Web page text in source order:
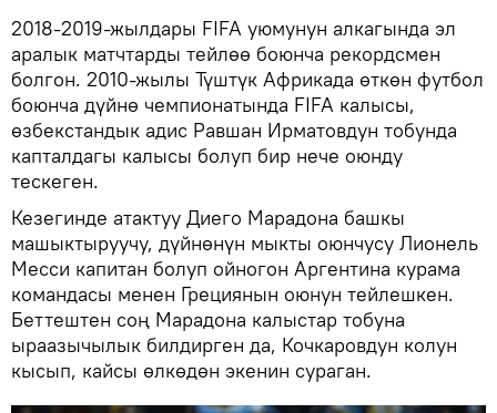
2018-2019-жылдары FIFA уюмунун алкагында эл
аралык матчтарды тейлөө боюнча рекордсмен
болгон. 2010-жылы Түштүк Африкада өткөн футбол
боюнча дүйнө чемпионатында FIFA калысы,
өзбекстандык адис Равшан Ирматовдун тобунда
капталдагы калысы болуп бир нече оюнду
тескеген.
Кезегинде атактуу Диего Марадона башкы
машыктыруучу, дүйнөнүн мыкты оюнчусу Лионель
Месси капитан болуп ойногон Аргентина курама
командасы менен Грециянын оюнун тейлешкен.
Беттештен соң Марадона калыстар тобуна
ыраазычылык билдирген да, Кочкаровдун колун
кысып, кайсы өлкөдөн экенин сураган.